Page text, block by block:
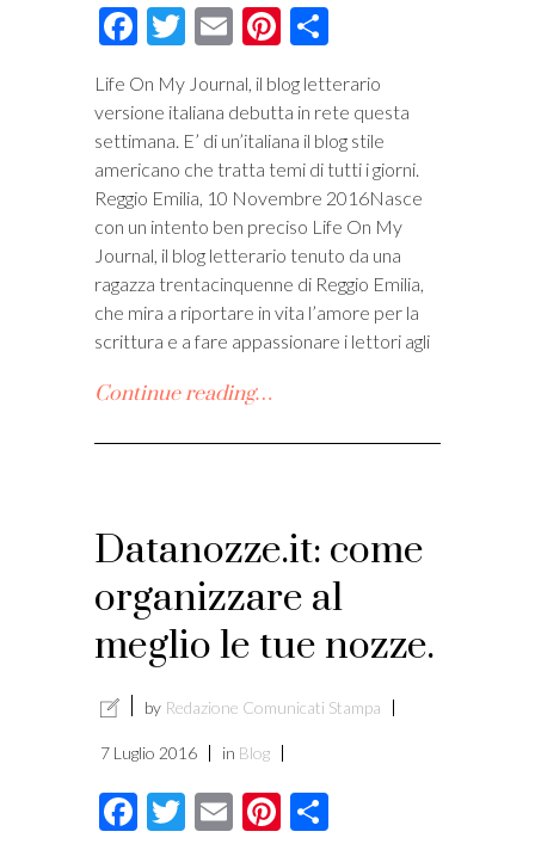
Facebook
Twitter
EmailPinterest
Life On My Journal, il blog letterario
versione italiana debutta in rete questa
settimana. E’ di un’italiana il blog stile
americano che tratta temi di tutti i giorni.
Reggio Emilia, 10 Novembre 2016Nasce
con un intento ben preciso Life On My
Journal, il blog letterario tenuto da una
ragazza trentacinquenne di Reggio Emilia,
che mira a riportare in vita l’amore per la
scrittura e a fare appassionare i lettori agli
Continue reading…
Datanozze.it: come
organizzare al
meglio le tue nozze.
by Redazione Comunicati Stampa
7 Luglio 2016 in Blog
Facebook
Twitter
EmailPinterest